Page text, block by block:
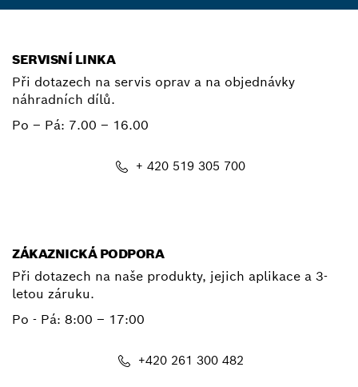
SERVISNÍ LINKA
Při dotazech na servis oprav a na objednávky
náhradních dílů.
Po – Pá: 7.00 – 16.00
+ 420 519 305 700
ZÁKAZNICKÁ PODPORA
Při dotazech na naše produkty, jejich aplikace a 3-
letou záruku.
Po - Pá: 8:00 – 17:00
+420 261 300 482